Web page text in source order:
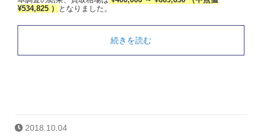
¥534,825 ）
となりました。
続きを読む
2018.10.04